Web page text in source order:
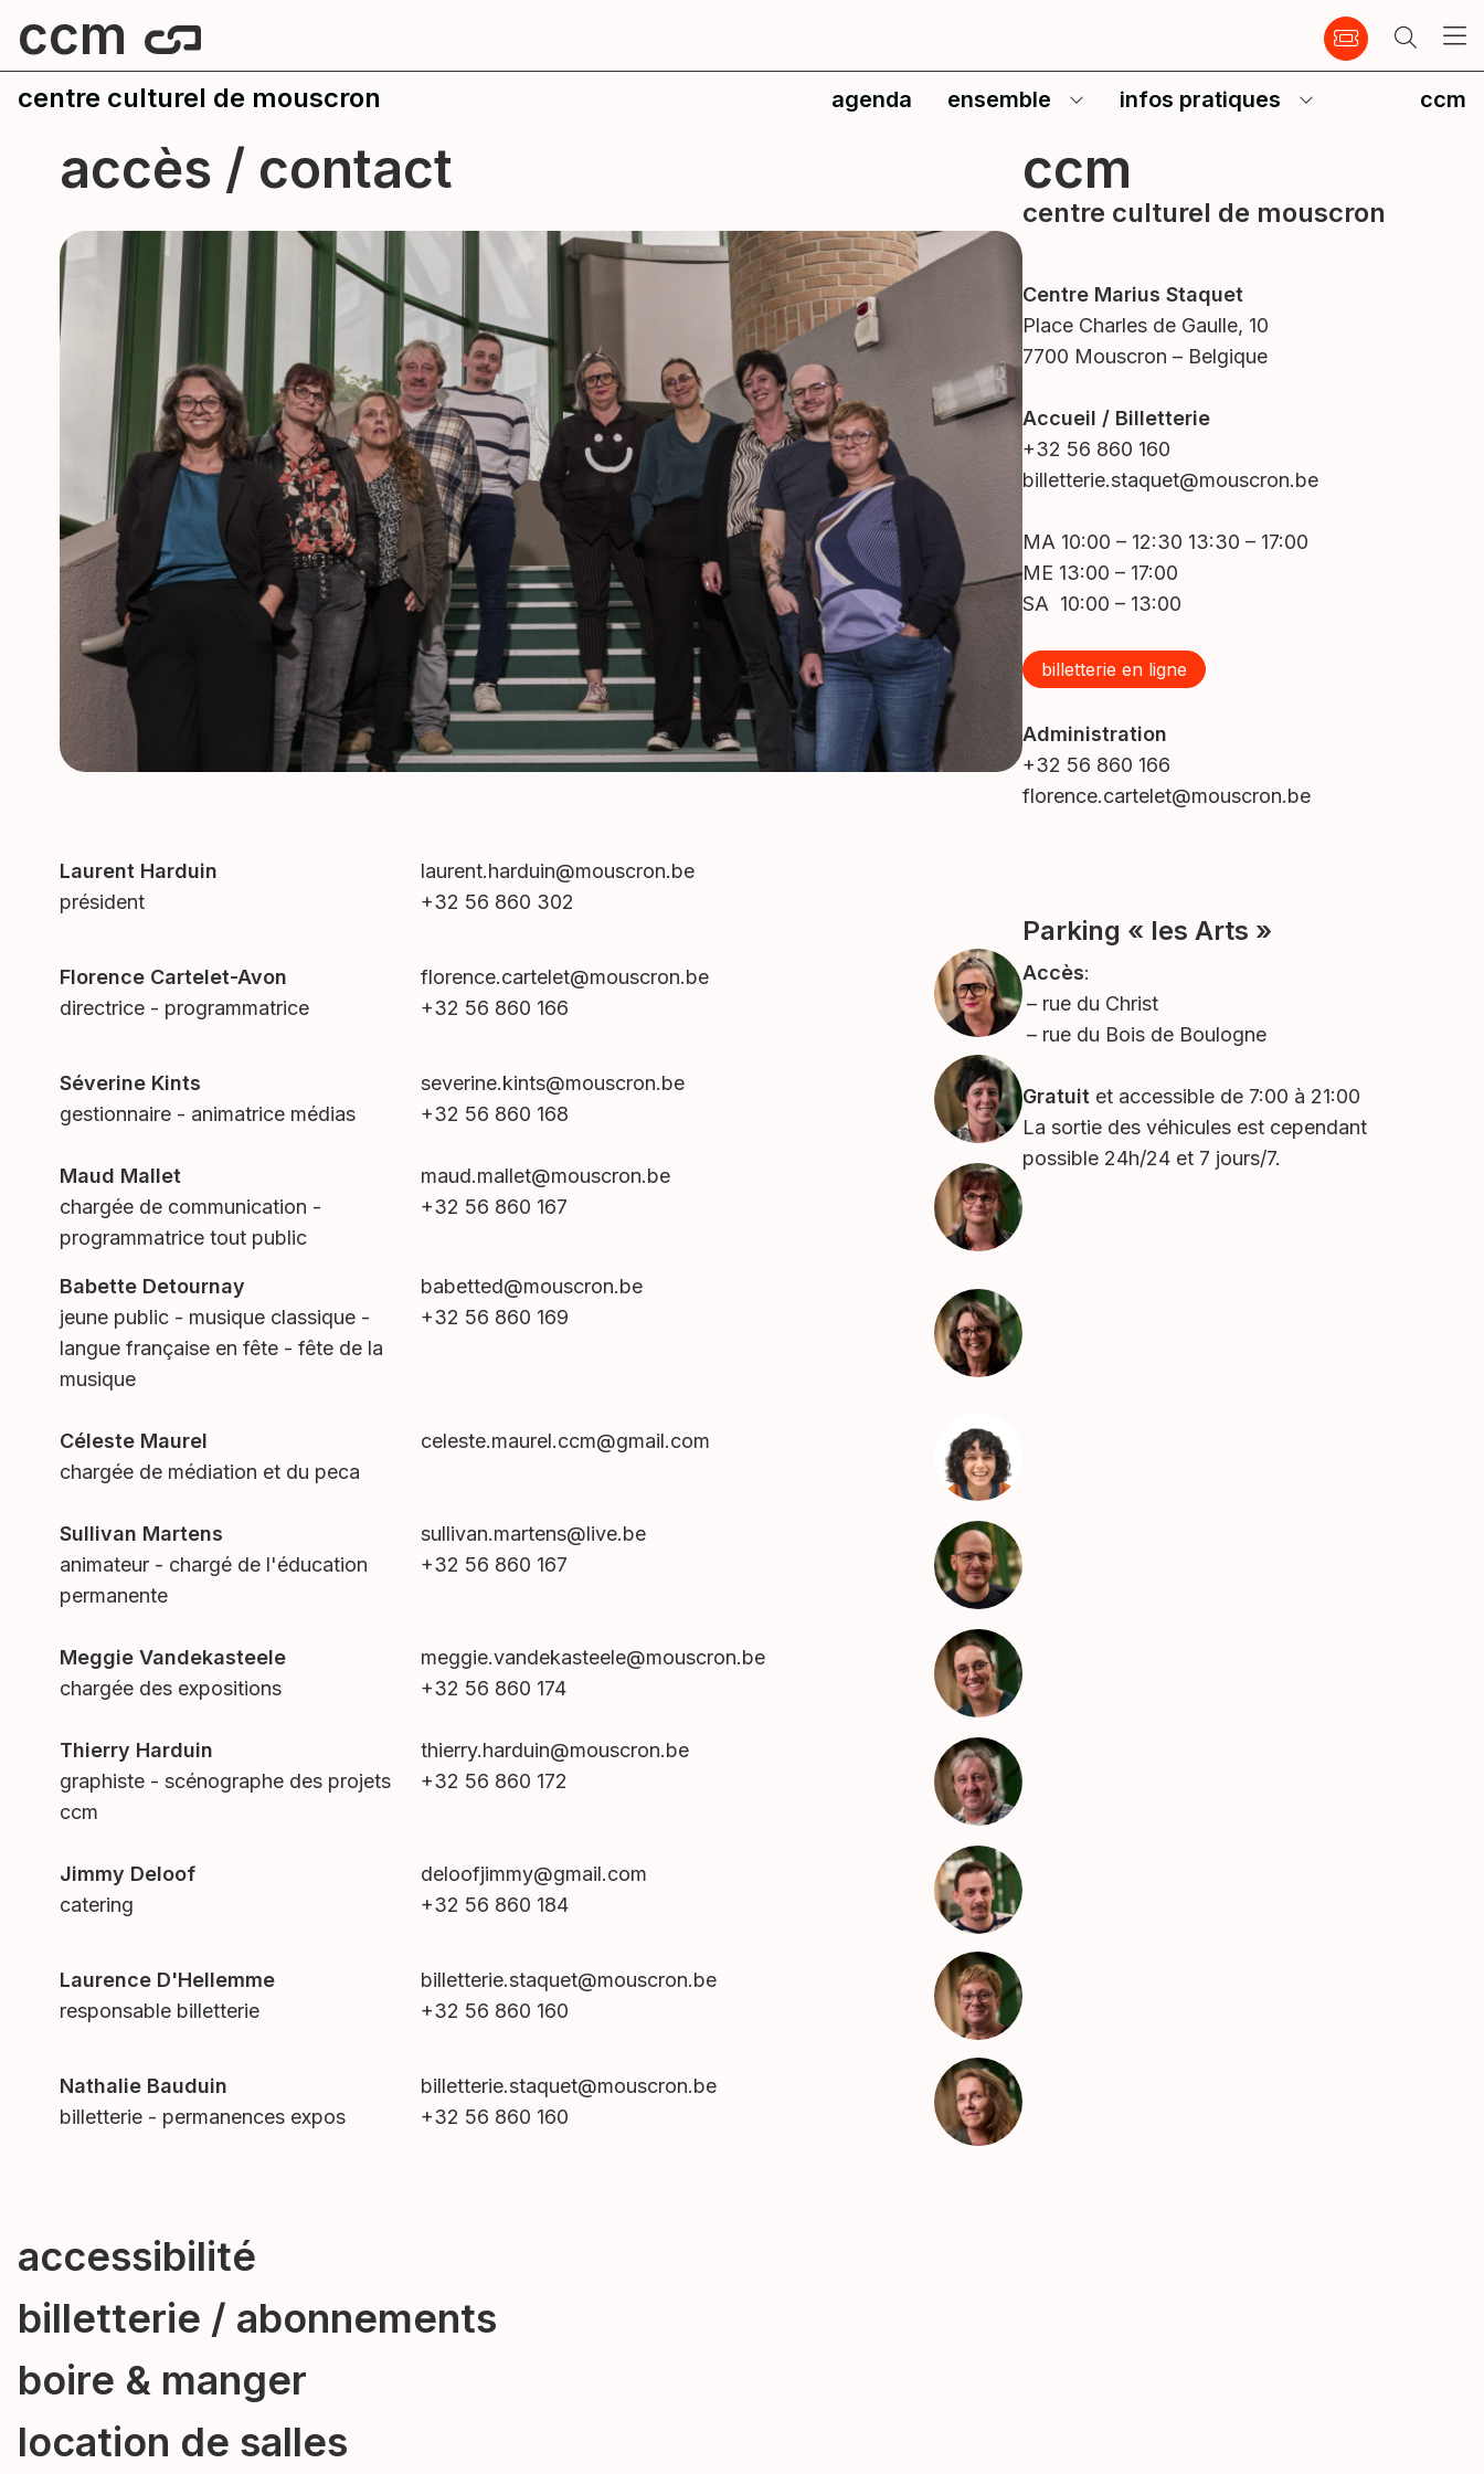
ccm
centre culturel de mouscron agenda ensemble infos pratiques ccm
accès / contact
Laurent Harduin
président
laurent.harduin@mouscron.be
+32 56 860 302
Florence Cartelet-Avon
directrice - programmatrice
florence.cartelet@mouscron.be
+32 56 860 166
Séverine Kints
gestionnaire - animatrice médias
severine.kints@mouscron.be
+32 56 860 168
Maud Mallet
chargée de communication -
programmatrice tout public
maud.mallet@mouscron.be
+32 56 860 167
Babette Detournay
jeune public - musique classique -
langue française en fête - fête de la
musique
babetted@mouscron.be
+32 56 860 169
Céleste Maurel
chargée de médiation et du peca
celeste.maurel.ccm@gmail.com
Sullivan Martens
animateur - chargé de l'éducation
permanente
sullivan.martens@live.be
+32 56 860 167
Meggie Vandekasteele
chargée des expositions
meggie.vandekasteele@mouscron.be
+32 56 860 174
Thierry Harduin
graphiste - scénographe des projets
ccm
thierry.harduin@mouscron.be
+32 56 860 172
Jimmy Deloof
catering
deloofjimmy@gmail.com
+32 56 860 184
Laurence D'Hellemme
responsable billetterie
billetterie.staquet@mouscron.be
+32 56 860 160
Nathalie Bauduin
billetterie - permanences expos
billetterie.staquet@mouscron.be
+32 56 860 160
ccm
centre culturel de mouscron
Centre Marius Staquet
Place Charles de Gaulle, 10
7700 Mouscron – Belgique
Accueil / Billetterie
+32 56 860 160
billetterie.staquet@mouscron.be
MA 10:00 – 12:30 13:30 – 17:00
ME 13:00 – 17:00
SA 10:00 – 13:00
billetterie en ligne
Administration
+32 56 860 166
florence.cartelet@mouscron.be
Parking « les Arts »
Accès:
rue du Christ
rue du Bois de Boulogne
Gratuit et accessible de 7:00 à 21:00
La sortie des véhicules est cependant
possible 24h/24 et 7 jours/7.
accessibilité
billetterie / abonnements
boire & manger
location de salles